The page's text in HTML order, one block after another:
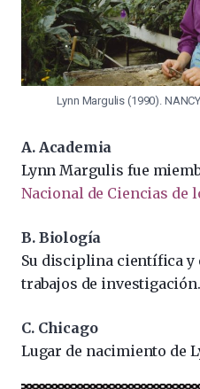
Lynn Margulis (1990).
A. Academia
Lynn Margulis fue
Nacional de Ciencias de
B. Biología
Su disciplina científica y
trabajos de investigación.
C. Chicago
Lugar de nacimiento de